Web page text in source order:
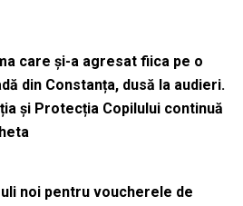
care și-a agresat fiica pe o
din Constanța, dusă la audieri.
și Protecția Copilului continuă
noi pentru voucherele de